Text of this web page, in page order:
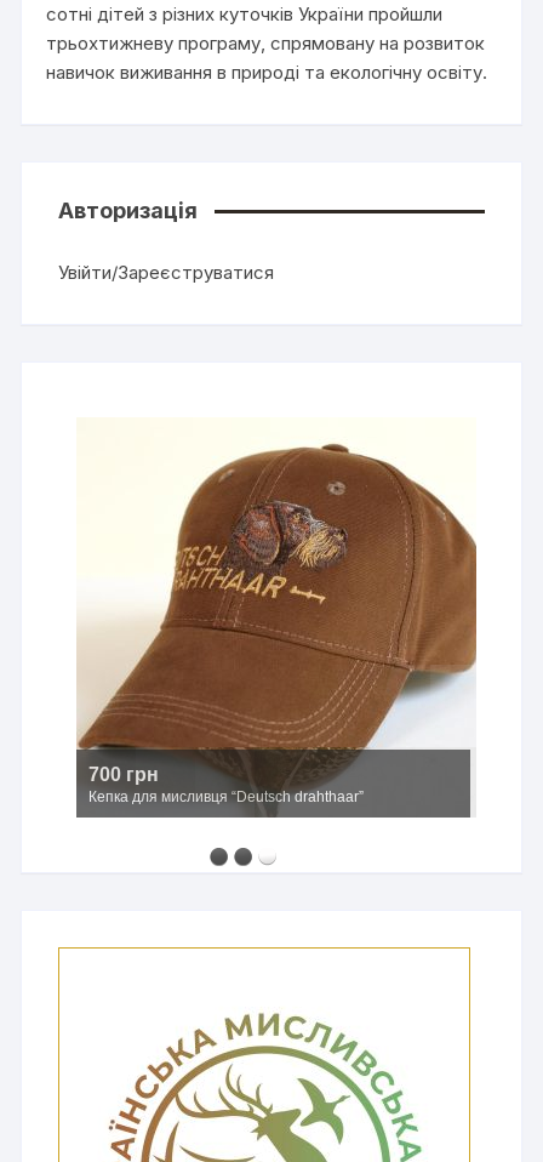
сотні дітей з різних куточків України пройшли
трьохтижневу програму, спрямовану на розвиток
навичок виживання в природі та екологічну освіту.
Авторизація
Увійти/Зареєструватися
700 грн
Кепка для мисливця “Deutsch drahthaar”